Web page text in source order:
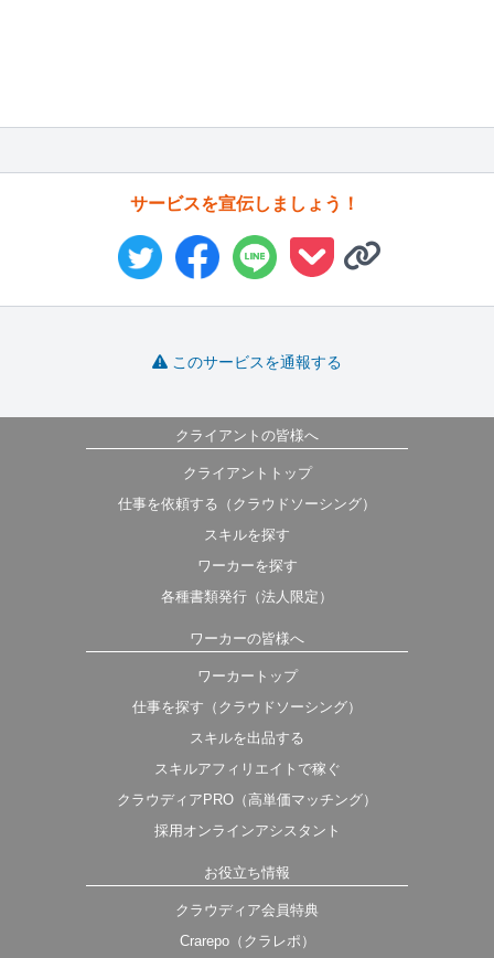
サービスを宣伝しましょう！
このサービスを通報する
クライアントの皆様へ
クライアントトップ
仕事を依頼する（クラウドソーシング）
スキルを探す
ワーカーを探す
各種書類発行（法人限定）
ワーカーの皆様へ
ワーカートップ
仕事を探す（クラウドソーシング）
スキルを出品する
スキルアフィリエイトで稼ぐ
クラウディアPRO（高単価マッチング）
採用オンラインアシスタント
お役立ち情報
クラウディア会員特典
Crarepo（クラレポ）